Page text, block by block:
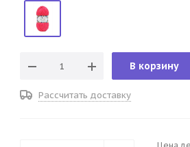
В корзину
Рассчитать доставку